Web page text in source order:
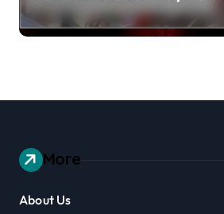
है
More
About Us